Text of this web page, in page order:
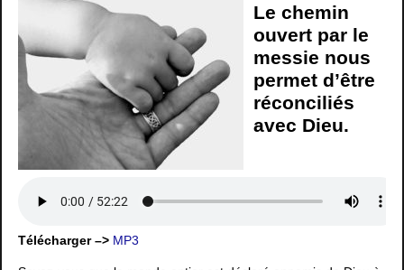
Le chemin
ouvert par le
messie nous
permet d’être
réconciliés
avec Dieu.
Télécharger –> MP3